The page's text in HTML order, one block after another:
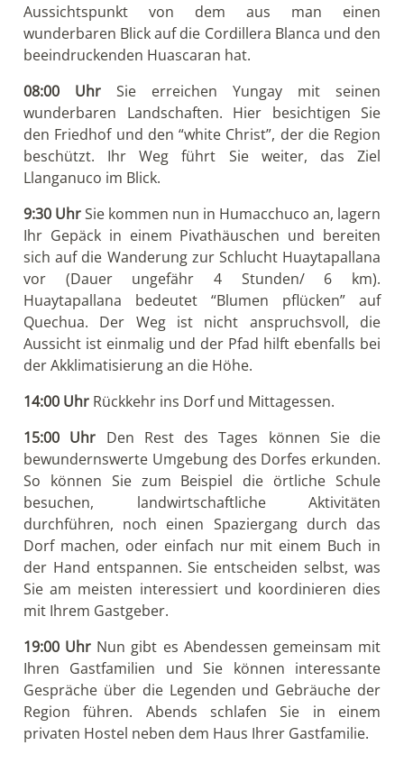
Aussichtspunkt von dem aus man einen
wunderbaren Blick auf die Cordillera Blanca und den
beeindruckenden Huascaran hat.
08:00 Uhr Sie erreichen Yungay mit seinen
wunderbaren Landschaften. Hier besichtigen Sie
den Friedhof und den “white Christ”, der die Region
beschützt. Ihr Weg führt Sie weiter, das Ziel
Llanganuco im Blick.
9:30 UhrSie kommen nun in Humacchuco an, lagern
Ihr Gepäck in einem Pivathäuschen und bereiten
sich auf die Wanderung zur Schlucht Huaytapallana
vor (Dauer ungefähr 4 Stunden/ 6 km).
Huaytapallana bedeutet “Blumen pflücken” auf
Quechua. Der Weg ist nicht anspruchsvoll, die
Aussicht ist einmalig und der Pfad hilft ebenfalls bei
der Akklimatisierung an die Höhe.
14:00 Uhr Rückkehr ins Dorf und Mittagessen.
15:00 Uhr Den Rest des Tages können Sie die
bewundernswerte Umgebung des Dorfes erkunden.
So können Sie zum Beispiel die örtliche Schule
besuchen, landwirtschaftliche Aktivitäten
durchführen, noch einen Spaziergang durch das
Dorf machen, oder einfach nur mit einem Buch in
der Hand entspannen. Sie entscheiden selbst, was
Sie am meisten interessiert und koordinieren dies
mit Ihrem Gastgeber.
19:00 Uhr Nun gibt es Abendessen gemeinsam mit
Ihren Gastfamilien und Sie können interessante
Gespräche über die Legenden und Gebräuche der
Region führen. Abends schlafen Sie in einem
privaten Hostel neben dem Haus Ihrer Gastfamilie.